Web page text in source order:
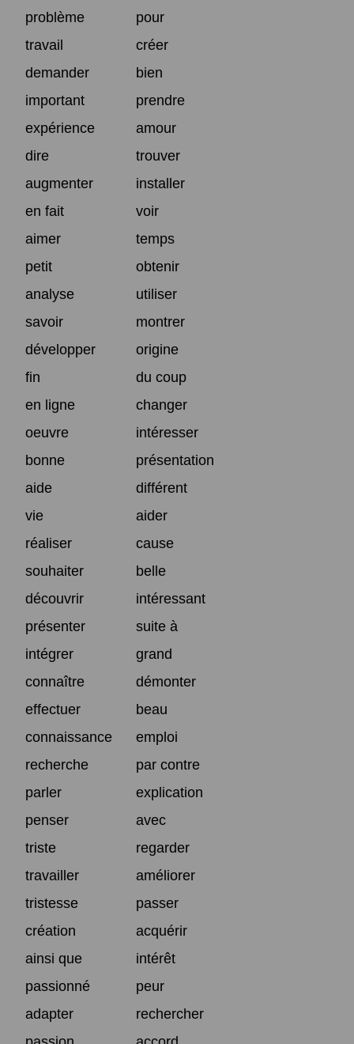
problème
pour
travail
créer
demander
bien
important
prendre
expérience
amour
dire
trouver
augmenter
installer
en fait
voir
aimer
temps
petit
obtenir
analyse
utiliser
savoir
montrer
développer
origine
fin
du coup
en ligne
changer
oeuvre
intéresser
bonne
présentation
aide
différent
vie
aider
réaliser
cause
souhaiter
belle
découvrir
intéressant
présenter
suite à
intégrer
grand
connaître
démonter
effectuer
beau
connaissance
emploi
recherche
par contre
parler
explication
penser
avec
triste
regarder
travailler
améliorer
tristesse
passer
création
acquérir
ainsi que
intérêt
passionné
peur
adapter
rechercher